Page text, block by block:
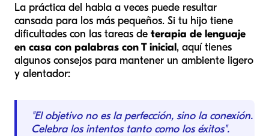
La práctica del habla a veces puede resultar
cansada para los más pequeños. Si tu hijo tiene
dificultades con las tareas de terapia de lenguaje
en casa con palabras con T inicial, aquí tienes
algunos consejos para mantener un ambiente ligero
y alentador:
"El objetivo no es la perfección, sino la conexión.
Celebra los intentos tanto como los éxitos".